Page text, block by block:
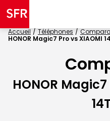
Accueil Téléphones
HONOR Magic7 Pro vs XIAOMI
HONOR Magic7